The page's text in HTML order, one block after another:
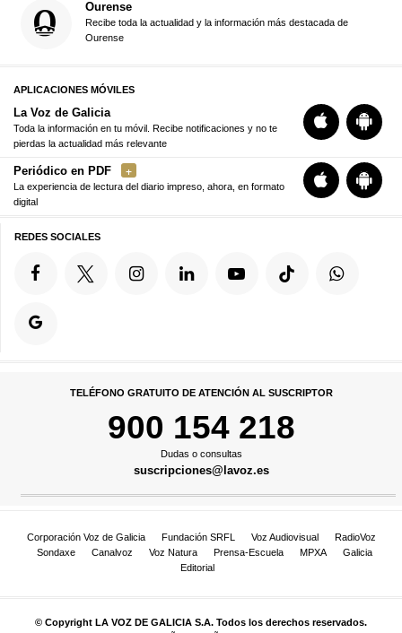
Ourense
Recibe toda la actualidad y la información más destacada de
Ourense
APLICACIONES MÓVILES
La Voz de Galicia
Toda la información en tu móvil. Recibe notificaciones y no te
pierdas la actualidad más relevante
Periódico en PDF
La experiencia de lectura del diario impreso, ahora, en formato
digital
REDES SOCIALES
TELÉFONO GRATUITO DE ATENCIÓN AL SUSCRIPTOR
900 154 218
Dudas o consultas
suscripciones@lavoz.es
Corporación Voz de Galicia Fundación SRFL Voz Audiovisual
RadioVoz
Sondaxe
Canalvoz Voz Natura Prensa-Escuela MPXA
Galicia
Editorial
© Copyright LA VOZ DE GALICIA S.A. Todos los derechos reservados.